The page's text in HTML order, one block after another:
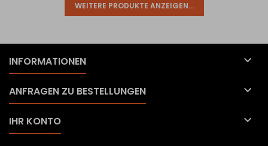
WEITERE PRODUKTE ANZEIGEN...
INFORMATIONEN 
ANFRAGEN ZU BESTELLUNGEN 
IHR KONTO 